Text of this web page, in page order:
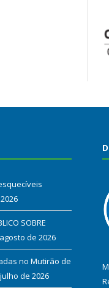
SOBRE
de 2026
no Mutirão de
de 2026